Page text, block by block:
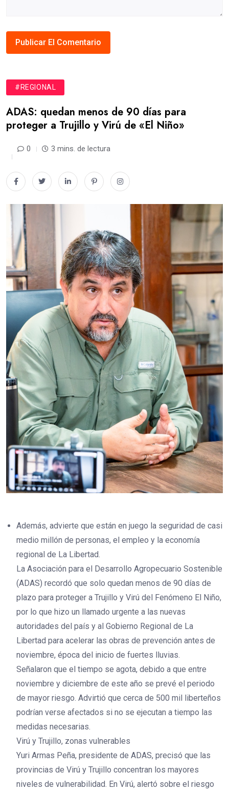
#REGIONAL
ADAS: quedan menos de 90 días para
proteger a Trujillo y Virú de «El Niño»
0 3 mins. de lectura
Además, advierte que están en juego la seguridad de casi
medio millón de personas, el empleo y la economía
regional de La Libertad.
La Asociación para el Desarrollo Agropecuario Sostenible
(ADAS) recordó que solo quedan menos de 90 días de
plazo para proteger a Trujillo y Virú del Fenómeno El Niño,
por lo que hizo un llamado urgente a las nuevas
autoridades del país y al Gobierno Regional de La
Libertad para acelerar las obras de prevención antes de
noviembre, época del inicio de fuertes lluvias.
Señalaron que el tiempo se agota, debido a que entre
noviembre y diciembre de este año se prevé el periodo
de mayor riesgo. Advirtió que cerca de 500 mil liberteños
podrían verse afectados si no se ejecutan a tiempo las
medidas necesarias.
Virú y Trujillo, zonas vulnerables
Yuri Armas Peña, presidente de ADAS, precisó que las
provincias de Virú y Trujillo concentran los mayores
niveles de vulnerabilidad. En Virú, alertó sobre el riesgo